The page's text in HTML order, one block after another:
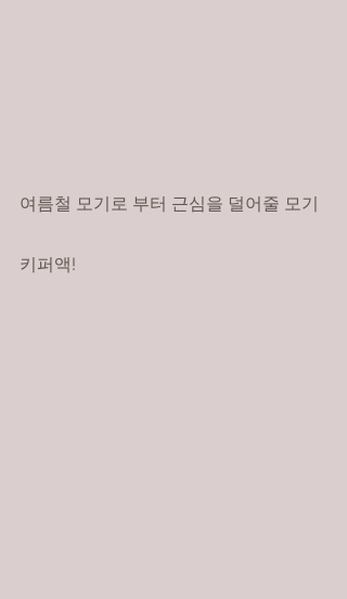
여름철 모기로 부터 근심을 덜어줄 모기
키퍼액!